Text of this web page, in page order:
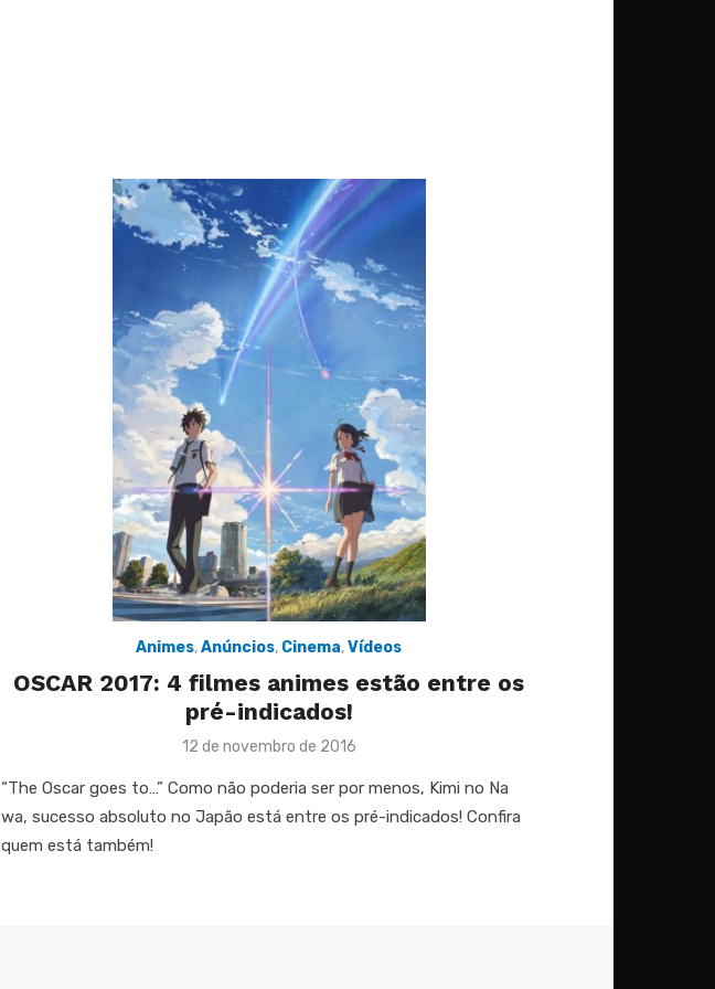
Animes,Anúncios, Cinema,Vídeos
OSCAR 2017: 4 filmes animes estão entre os
pré-indicados!
Posted
12 de novembro de 2016
“The Oscar goes to…” Como não poderia ser por menos, Kimi no Na
wa, sucesso absoluto no Japão está entre os pré-indicados! Confira
quem está também!